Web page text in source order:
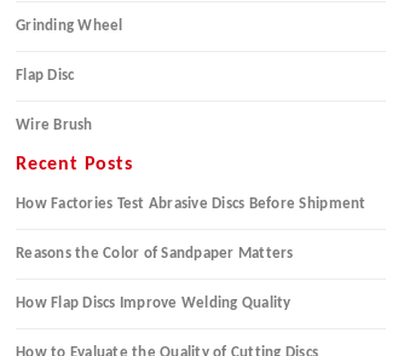
Grinding Wheel
Flap Disc
Wire Brush
Recent Posts
How Factories Test Abrasive Discs Before Shipment
Reasons the Color of Sandpaper Matters
How Flap Discs Improve Welding Quality
How to Evaluate the Quality of Cutting Discs